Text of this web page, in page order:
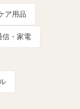
ア用品
信・家電